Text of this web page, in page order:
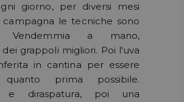
giorno, per diversi mesi
campagna le tecniche sono
Vendemmia a mano,
dei grappoli migliori. Poi l'uva
in cantina per essere
quanto prima possibile.
e diraspatura, poi una